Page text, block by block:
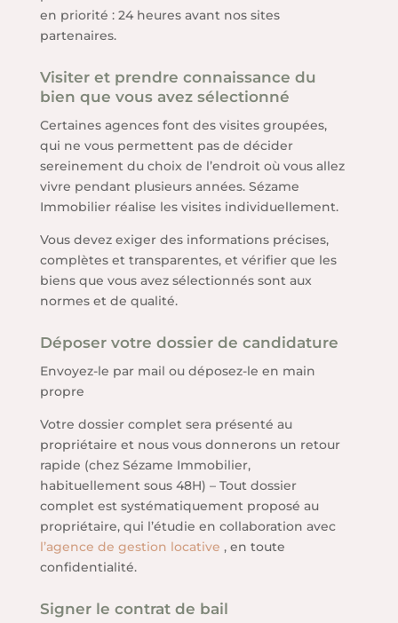
en priorité : 24 heures avant nos sites
partenaires.
Visiter et prendre connaissance du
bien que vous avez sélectionné
Certaines agences font des visites groupées,
qui ne vous permettent pas de décider
sereinement du choix de l’endroit où vous allez
vivre pendant plusieurs années. Sézame
Immobilier réalise les visites individuellement.
Vous devez exiger des informations précises,
complètes et transparentes, et vérifier que les
biens que vous avez sélectionnés sont aux
normes et de qualité.
Déposer votre dossier de candidature
Envoyez-le par mail ou déposez-le en main
propre
Votre dossier complet sera présenté au
propriétaire et nous vous donnerons un retour
rapide (chez Sézame Immobilier,
habituellement sous 48H) – Tout dossier
complet est systématiquement proposé au
propriétaire, qui l’étudie en collaboration avec
l’agence de gestion locative , en toute
confidentialité.
Signer le contrat de bail